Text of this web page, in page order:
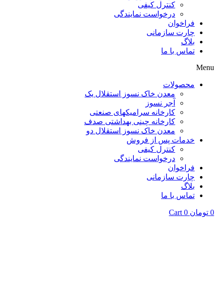
کنترل کیفی
درخواست نمایندگی
فراخوان
چارت سازمانی
بلاگ
تماس با ما
Menu
محصولات
معدن خاک نسوز استقلال یک
آجر نسوز
کارخانه سرامیکهای صنعتی
کارخانه چینی بهداشتی صدف
معدن خاک نسوز استقلال دو
خدمات پس از فروش
کنترل کیفی
درخواست نمایندگی
فراخوان
چارت سازمانی
بلاگ
تماس با ما
0 تومان 0
Cart